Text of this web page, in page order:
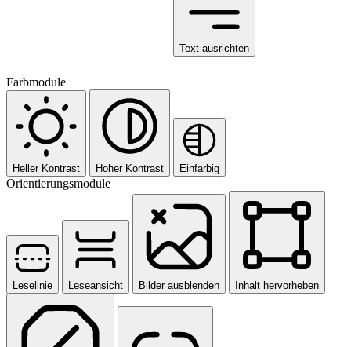
Text ausrichten
Farbmodule
Heller Kontrast Hoher Kontrast Einfarbig
Orientierungsmodule
Leselinie Leseansicht Bilder ausblenden Inhalt hervorheben